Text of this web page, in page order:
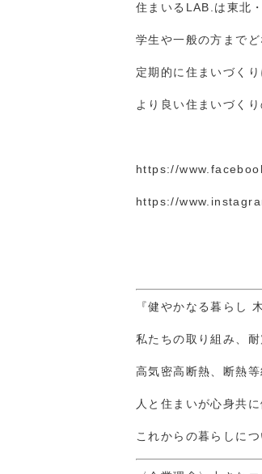
住まいるLAB.は東北
学生や一般の方まで
定期的に住まいづく
より良い住まいづく
https://
https://
『健やかなる暮らし
私たちの取り組み、
高気密高断熱、断熱
人と住まいが心身共
これからの暮らしに